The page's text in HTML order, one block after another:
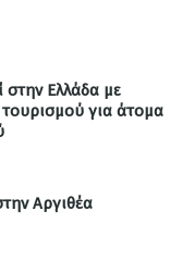
στην Ελλάδα με
για άτομα
Αργιθέα